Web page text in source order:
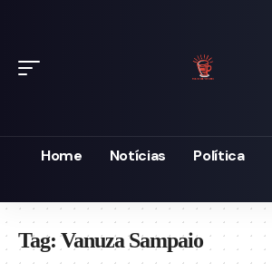
Home Notícias Política
Tag:Vanuza Sampaio